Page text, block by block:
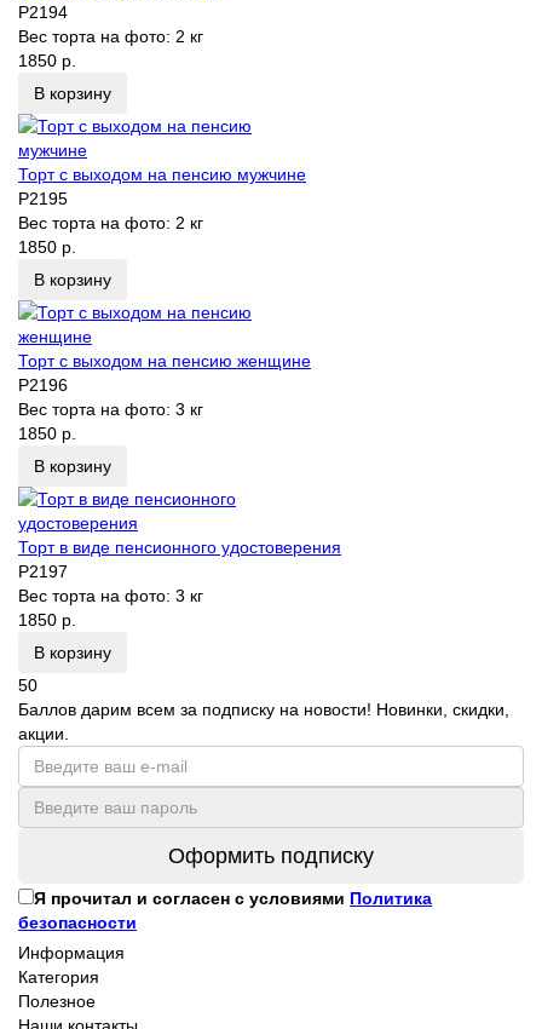
P2194
Вес торта на фото: 2 кг
1850 р.
В корзину
Торт с выходом на пенсию мужчине
P2195
Вес торта на фото: 2 кг
1850 р.
В корзину
Торт с выходом на пенсию женщине
P2196
Вес торта на фото: 3 кг
1850 р.
В корзину
Торт в виде пенсионного удостоверения
P2197
Вес торта на фото: 3 кг
1850 р.
В корзину
50
Баллов дарим всем за подписку на новости! Новинки, скидки,
акции.
Оформить подписку
Я прочитал и согласен с условиями Политика
безопасности
Информация
Категория
Полезное
Наши контакты